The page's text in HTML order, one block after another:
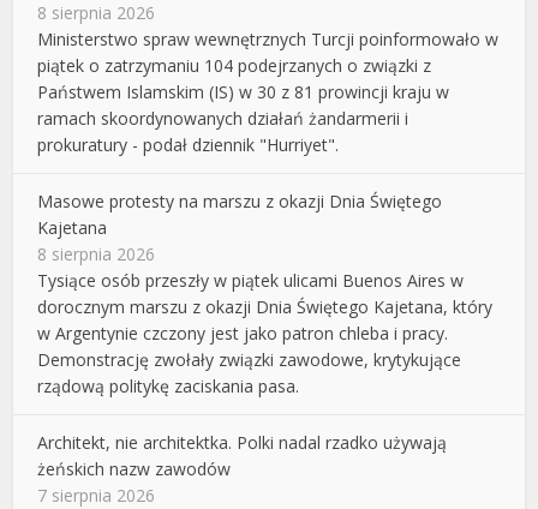
8 sierpnia 2026
Ministerstwo spraw wewnętrznych Turcji poinformowało w
piątek o zatrzymaniu 104 podejrzanych o związki z
Państwem Islamskim (IS) w 30 z 81 prowincji kraju w
ramach skoordynowanych działań żandarmerii i
prokuratury - podał dziennik "Hurriyet".
Masowe protesty na marszu z okazji Dnia Świętego
Kajetana
8 sierpnia 2026
Tysiące osób przeszły w piątek ulicami Buenos Aires w
dorocznym marszu z okazji Dnia Świętego Kajetana, który
w Argentynie czczony jest jako patron chleba i pracy.
Demonstrację zwołały związki zawodowe, krytykujące
rządową politykę zaciskania pasa.
Architekt, nie architektka. Polki nadal rzadko używają
żeńskich nazw zawodów
7 sierpnia 2026